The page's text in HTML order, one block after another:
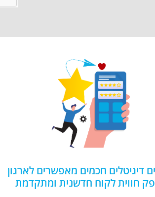
דיגיטלים חכמים מאפשרים לארגון
חווית לקוח חדשנית ומתקדמת